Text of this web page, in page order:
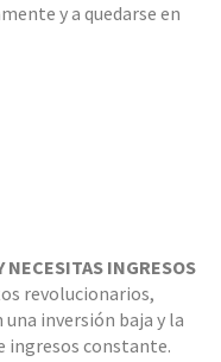
y a quedarse en
NECESITAS INGRESOS
revolucionarios,
inversión baja y la
ingresos constante.